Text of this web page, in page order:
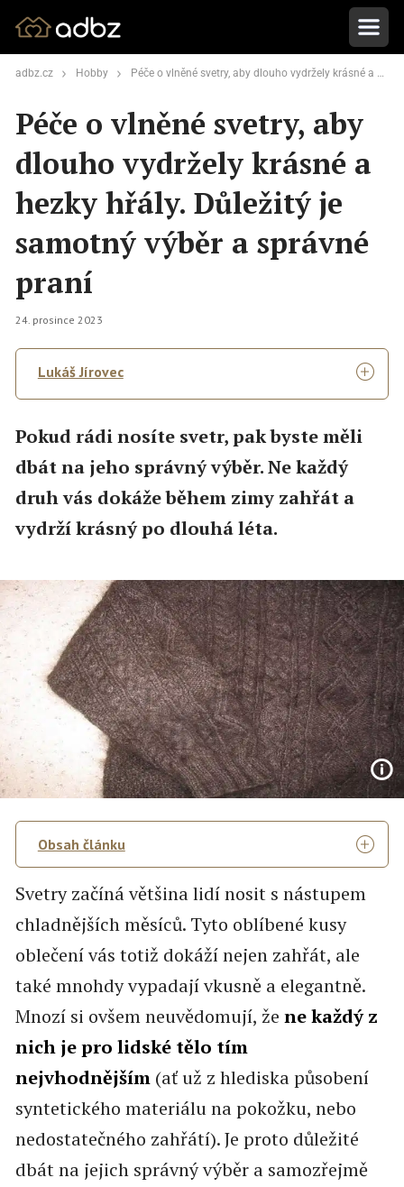
adbz.cz Hobby Péče o vlněné svetry, aby dlouho vydržely krásné a hezky hřály. Důležitý je samotný výběr a správné praní
Péče o vlněné svetry, aby
dlouho vydržely krásné a
hezky hřály. Důležitý je
samotný výběr a správné
praní
24. prosince 2023
Lukáš Jírovec
Pokud rádi nosíte svetr, pak byste měli
dbát na jeho správný výběr. Ne každý
druh vás dokáže během zimy zahřát a
vydrží krásný po dlouhá léta.
Obsah článku
Svetry začíná většina lidí nosit s nástupem
chladnějších měsíců. Tyto oblíbené kusy
oblečení vás totiž dokáží nejen zahřát, ale
také mnohdy vypadají vkusně a elegantně.
Mnozí si ovšem neuvědomují, že ne každý z
nich je pro lidské tělo tím
nejvhodnějším(ať už z hlediska působení
syntetického materiálu na pokožku, nebo
nedostatečného zahřátí). Je proto důležité
dbát na jejich správný výběr a samozřejmě